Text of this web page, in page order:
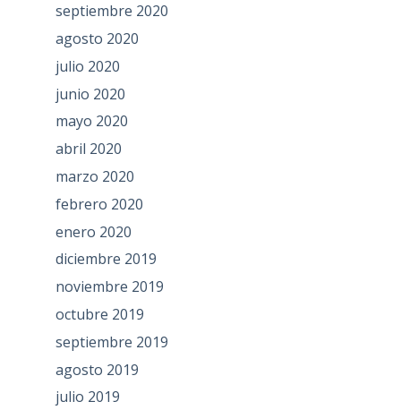
septiembre 2020
agosto 2020
julio 2020
junio 2020
mayo 2020
abril 2020
marzo 2020
febrero 2020
enero 2020
diciembre 2019
noviembre 2019
octubre 2019
septiembre 2019
agosto 2019
julio 2019